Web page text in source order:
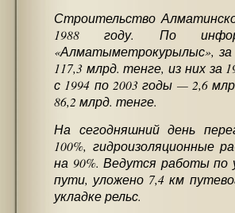
Строительство
1988 году. По
«Алматыметрокурылыс»,
117,3 млрд. тенге, из них за
с 1994 по 2003 годы — 2,6
86,2 млрд. тенге.
На сегодняшний день
100%, гидроизоляционные
на 90%. Ведутся работы по
пути, уложено 7,4 км
укладке рельс.